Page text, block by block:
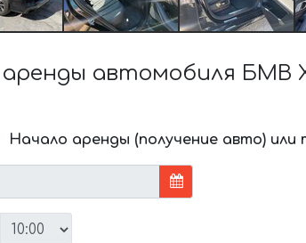
автомобиля БМВ
Начало аренды (получение авто) или